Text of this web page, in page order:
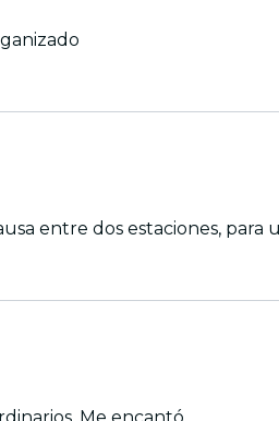
entre dos estaciones,